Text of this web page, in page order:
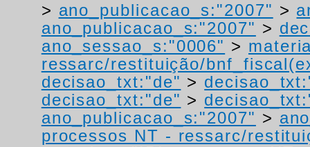
> ano_publicacao_s:"2007" >
ano_publicacao_s:"2007" >
ano_sessao_s:"0006" >
ressarc/restituição/
decisao_txt:"de" >
decisao_txt:"de" >
ano_publicacao_s:"2007" >
processos NT - ressarc/